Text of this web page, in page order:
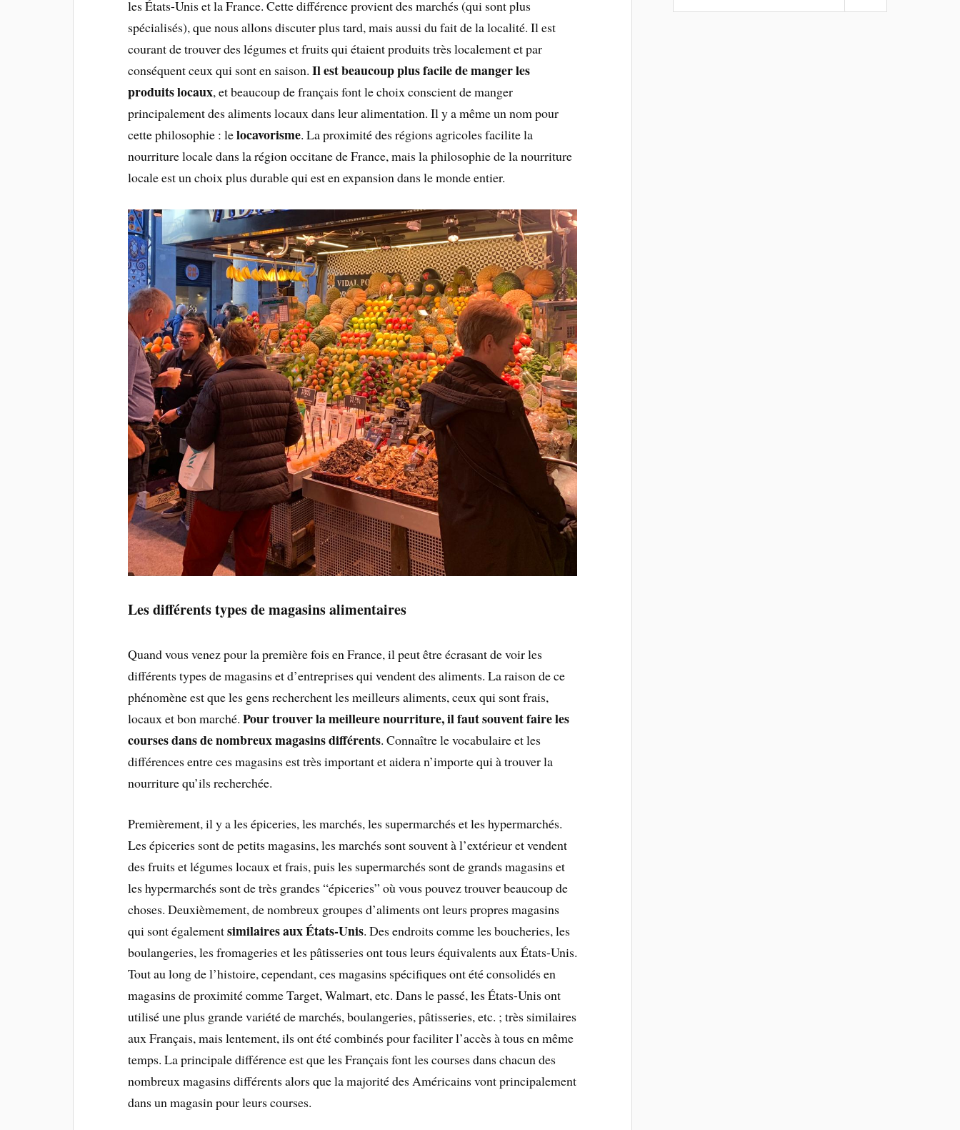
les États-Unis et la France. Cette différence provient des marchés (qui sont plus
spécialisés), que nous allons discuter plus tard, mais aussi du fait de la localité. Il est
courant de trouver des légumes et fruits qui étaient produits très localement et par
conséquent ceux qui sont en saison.Il est beaucoup plus facile de manger les
produits locaux, et beaucoup de français font le choix conscient de manger
principalement des aliments locaux dans leur alimentation. Il y a même un nom pour
cette philosophie : lelocavorisme. La proximité des régions agricoles facilite la
nourriture locale dans la région occitane de France, mais la philosophie de la nourriture
locale est un choix plus durable qui est en expansion dans le monde entier.
Les différents types de magasins alimentaires
Quand vous venez pour la première fois en France, il peut être écrasant de voir les
différents types de magasins et d’entreprises qui vendent des aliments. La raison de ce
phénomène est que les gens recherchent les meilleurs aliments, ceux qui sont frais,
locaux et bon marché.Pour trouver la meilleure nourriture, il faut souvent faire les
courses dans de nombreux magasins différents. Connaître le vocabulaire et les
différences entre ces magasins est très important et aidera n’importe qui à trouver la
nourriture qu’ils recherchée.
Premièrement, il y a les épiceries, les marchés, les supermarchés et les hypermarchés.
Les épiceries sont de petits magasins, les marchés sont souvent à l’extérieur et vendent
des fruits et légumes locaux et frais, puis les supermarchés sont de grands magasins et
les hypermarchés sont de très grandes “épiceries” où vous pouvez trouver beaucoup de
choses. Deuxièmement, de nombreux groupes d’aliments ont leurs propres magasins
qui sont égalementsimilaires aux États-Unis. Des endroits comme les boucheries, les
boulangeries, les fromageries et les pâtisseries ont tous leurs équivalents aux États-Unis.
Tout au long de l’histoire, cependant, ces magasins spécifiques ont été consolidés en
magasins de proximité comme Target, Walmart, etc. Dans le passé, les États-Unis ont
utilisé une plus grande variété de marchés, boulangeries, pâtisseries, etc. ; très similaires
aux Français, mais lentement, ils ont été combinés pour faciliter l’accès à tous en même
temps. La principale différence est que les Français font les courses dans chacun des
nombreux magasins différents alors que la majorité des Américains vont principalement
dans un magasin pour leurs courses.